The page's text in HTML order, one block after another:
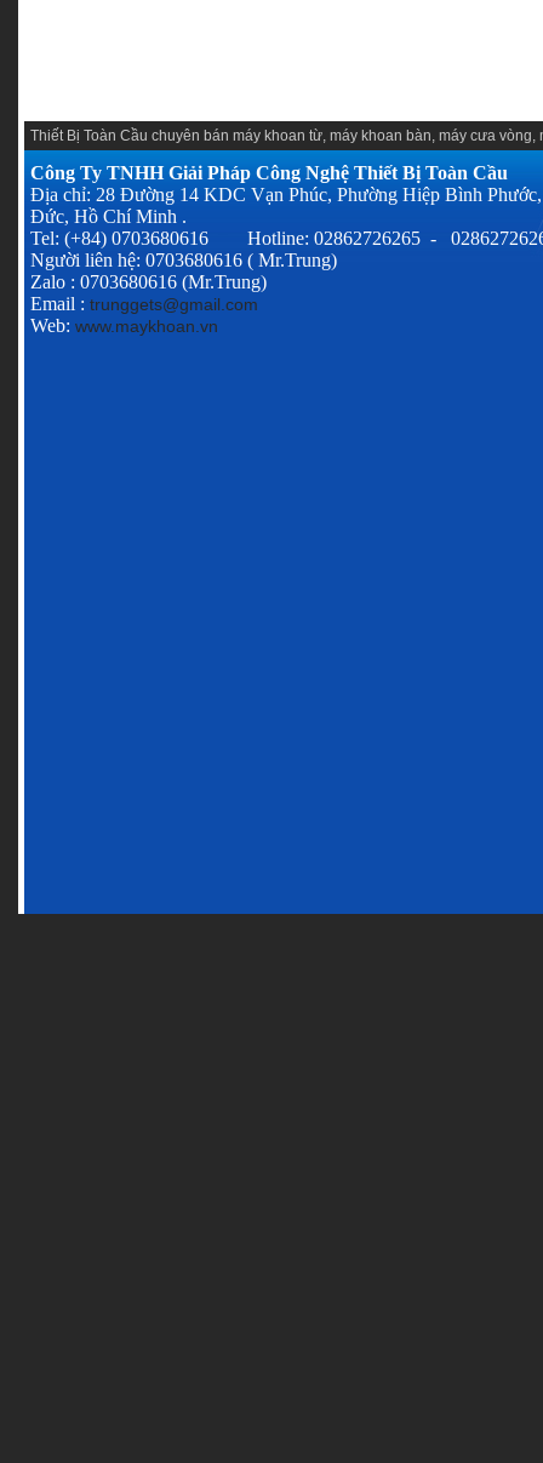
Thiết Bị Toàn Cầu chuyên bán máy khoan từ, máy khoan bàn, máy cưa vòng,
Công Ty TNHH Giải Pháp Công Nghệ Thiết Bị Toàn Cầu
Địa chỉ: 28 Đường 14 KDC Vạn Phúc, Phường Hiệp Bình
Đức, Hồ Chí Minh .
Tel: (+84) 0703680616 Hotline: 02862726265 -
Người liên hệ: 0703680616 ( Mr.Trung)
Zalo : 0703680616 (Mr.Trung)
Email : trunggets@gmail.com
Web: www.maykhoan.vn